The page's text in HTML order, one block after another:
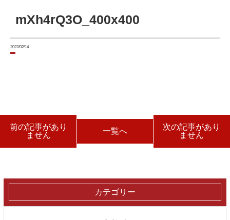
mXh4rQ3O_400x400
2022/02/14
前の記事があり
ません
一覧へ
次の記事があり
ません
カテゴリー